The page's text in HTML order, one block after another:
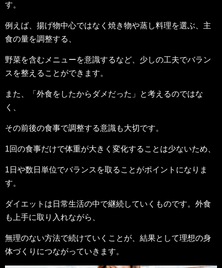
す。
例えば、揚げ物中心ではなく焼き物や蒸し料理を選ぶ、主
食の量を調整する、
野菜を含むメニューを意識するなど、少しの工夫でバラン
スを整えることができます。
また、「外食をしたからダメだった」と考えるのではな
く、
その前後の食事で調整する意識も大切です。
1回の食事だけで体重が大きく変化することは少ないため、
1日や数日単位でバランスを取ることがポイントになりま
す。
ダイエットは日常生活の中で継続していくものです。外食
も上手に取り入れながら、
無理のない方法で続けていくことが、結果として理想の身
体づくりにつながっていきます。